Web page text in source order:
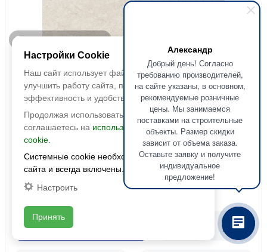
Александр
Добрый день! Согласно
требованию производителей,
на сайте указаны, в основном,
рекомендуемые розничные
цены. Мы занимаемся
поставками на строительные
объекты. Размер скидки
зависит от объема заказа.
Оставьте заявку и получите
индивидуальное
предложение!
Быстрый просмотр
Керамогранит Sas Beige (Сас Беж)
595х595 матовый 2 сорт
Размер:595x595
Фактура:
Толщина:9 мм
Цвета:
926 руб./м2 2
В корзину
Настройки Cookie
Наш сайт использует файлы cookie, чтобы
улучшить работу сайта, повысить его
эффективность и удобство.
Продолжая использовать сайт, вы
соглашаетесь на использование файлов
cookie.
Системные cookie необходимы для работы
сайта и всегда включены.
Настроить
Принять